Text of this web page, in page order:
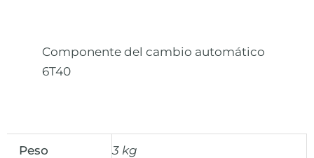
Componente del cambio automático
6T40
Peso 3 kg